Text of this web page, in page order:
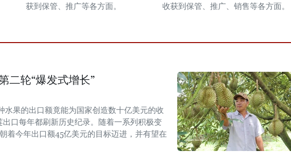
获到保管、推广等各方面。
收获到保管、推广、销售等各方面。
二轮“爆发式增长”
水果的出口额竟能为国家创造数十亿美元的收
口每年都刷新历史纪录。随着一系列积极变
着今年出口额45亿美元的目标迈进，并有望在